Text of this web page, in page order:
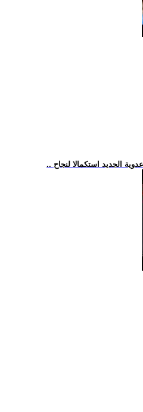
الجديد استكمالا لنجاح